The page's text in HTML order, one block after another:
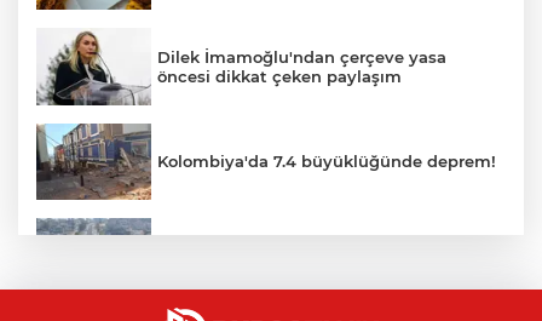
Dilek İmamoğlu'ndan çerçeve yasa
öncesi dikkat çeken paylaşım
Kolombiya'da 7.4 büyüklüğünde deprem!